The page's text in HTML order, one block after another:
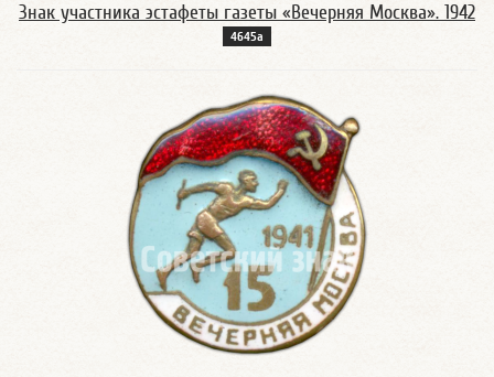
Знак участника эстафеты газеты «Вечерняя Москва». 1942
4645а